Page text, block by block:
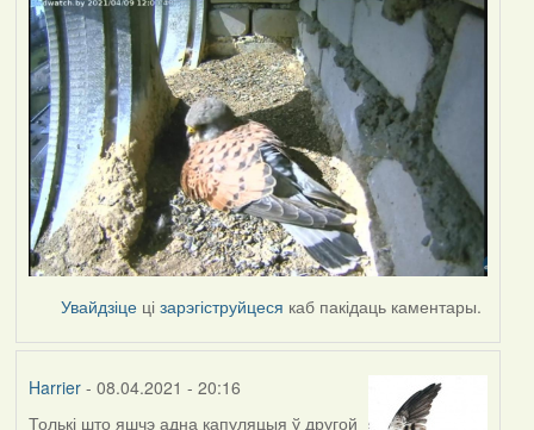
Увайдзіце цізарэгіструйцеся каб пакідаць каментары.
Harrier- 08.04.2021 - 20:16
Толькі што яшчэ адна капуляцыя ў другой